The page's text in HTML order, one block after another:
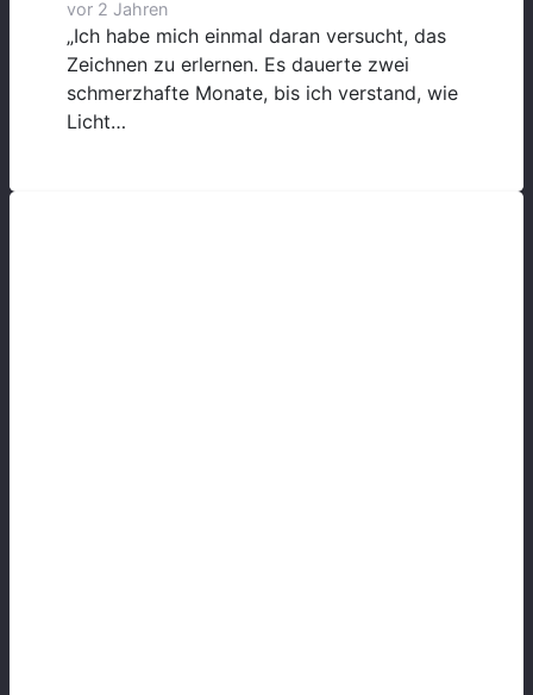
vor 2 Jahren
„Ich habe mich einmal daran versucht, das
Zeichnen zu erlernen. Es dauerte zwei
schmerzhafte Monate, bis ich verstand, wie
Licht…